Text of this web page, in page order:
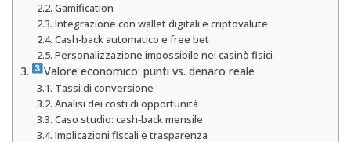
Gamification
Integrazione con wallet digitali e criptovalute
Cash‑back automatico e free bet
Personalizzazione impossibile nei casinò fisici
Valore economico: punti vs. denaro reale
Tassi di conversione
Analisi dei costi di opportunità
Caso studio: cash‑back mensile
Implicazioni fiscali e trasparenza